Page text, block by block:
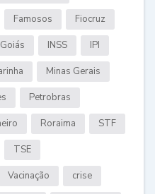
Famosos Fiocruz
Goiás INSS IPI
Minas Gerais
Petrobras
Roraima STF
TSE
Vacinação crise